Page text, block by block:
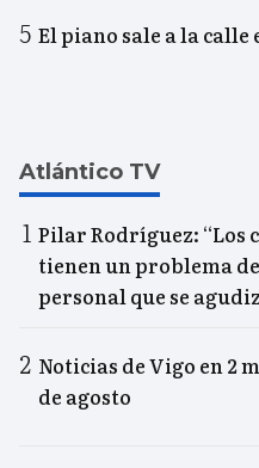
El piano sale a la calle
Atlántico TV
Pilar Rodríguez: “Los
tienen un problema
personal que se
Noticias de Vigo en 2
de agosto